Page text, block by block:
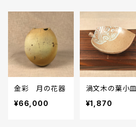
金彩 月の花器
¥66,000
渦文木の葉小皿
¥1,870